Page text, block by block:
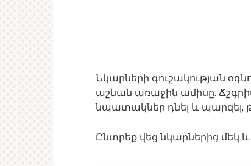
Նկարների գուշակության
աշնան առաջին ամիսը:
նպատակներ դնել և պարզել,
Ընտրեք վեց նկարներից մեկ